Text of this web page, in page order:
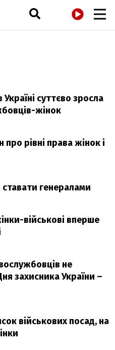
суттєво зросла
жінок
про рівні права жінок і
генералами
військові вперше
не
захисника України –
військових посад, на